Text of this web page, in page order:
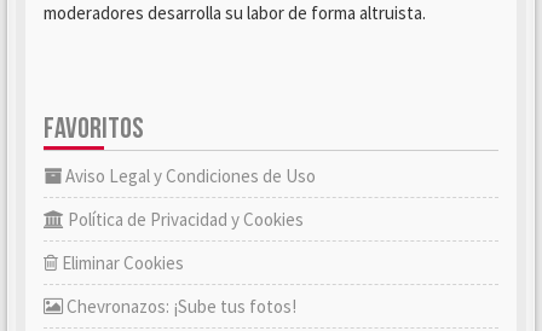
moderadores desarrolla su labor de forma altruista.
FAVORITOS
Aviso Legal y Condiciones de Uso
Política de Privacidad y Cookies
Eliminar Cookies
Chevronazos: ¡Sube tus fotos!